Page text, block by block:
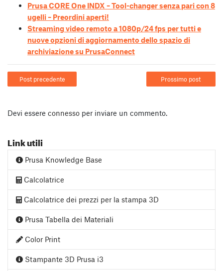
Prusa CORE One INDX – Tool-changer senza pari con 8
ugelli – Preordini aperti!
Streaming video remoto a 1080p/24 fps per tutti e
nuove opzioni di aggiornamento dello spazio di
archiviazione su PrusaConnect
Post precedente Prossimo post
Devi essere connesso per inviare un commento.
Link utili
Prusa Knowledge Base
Calcolatrice
Calcolatrice dei prezzi per la stampa 3D
Prusa Tabella dei Materiali
Color Print
Stampante 3D Prusa i3